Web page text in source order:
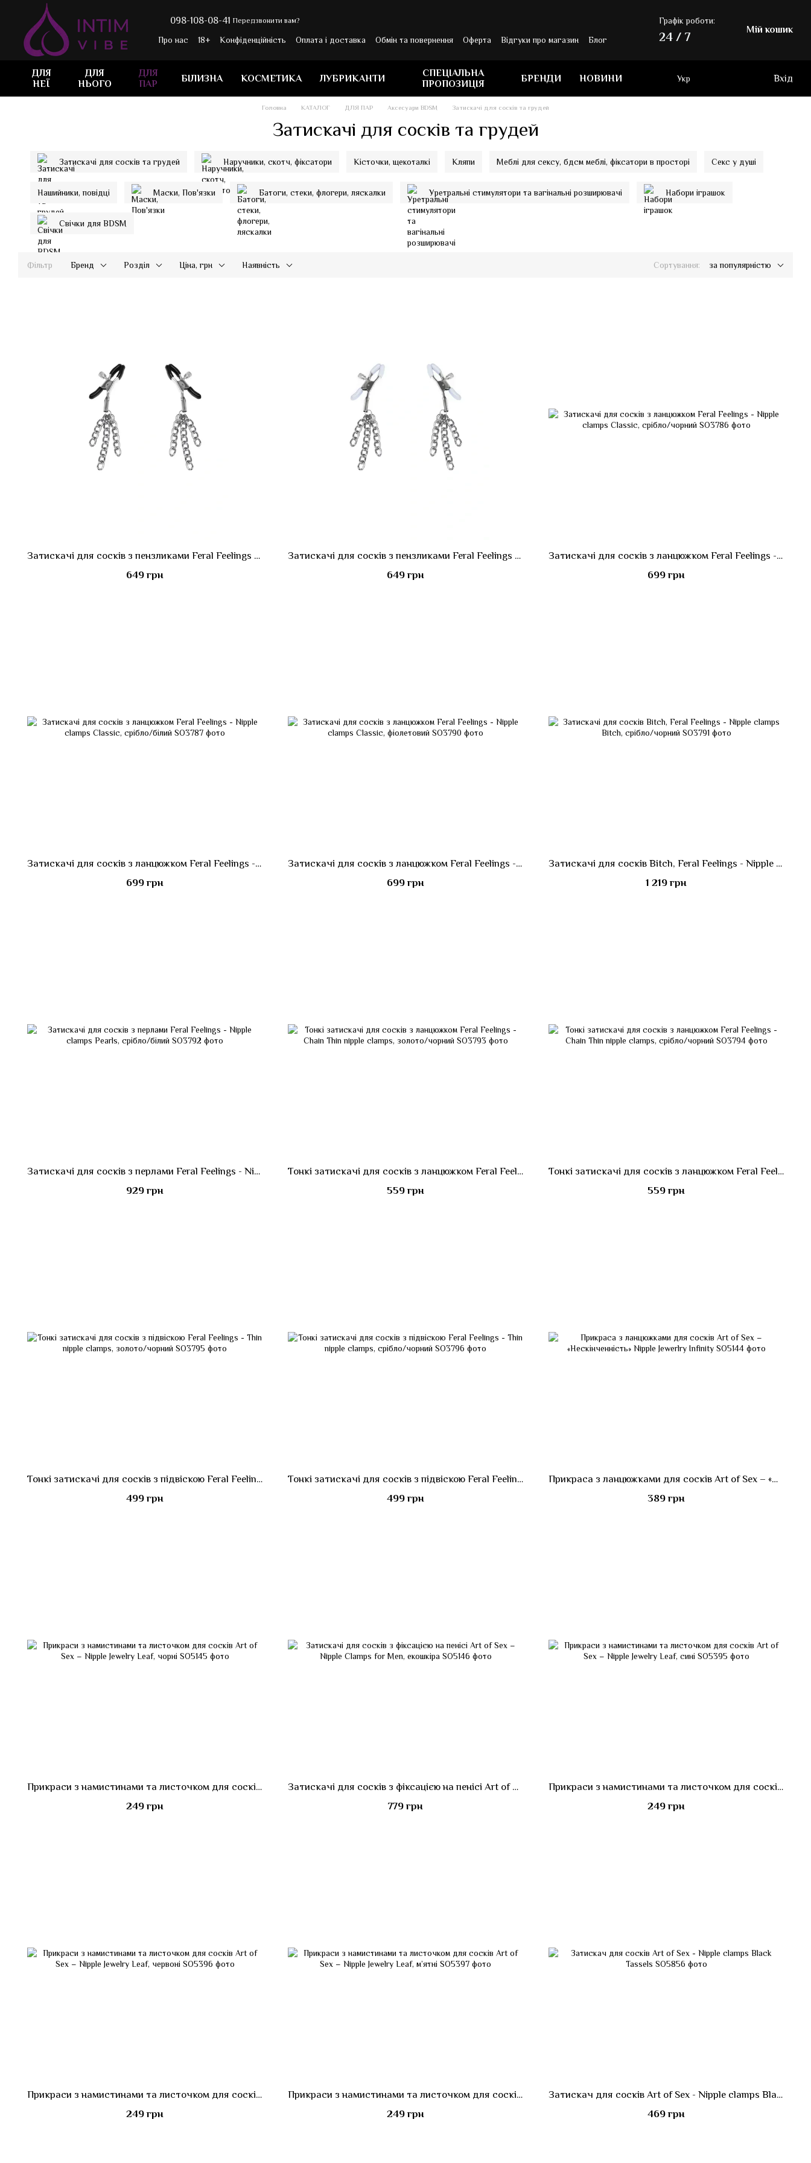
Перейти до основного контенту
098-108-08-41 Передзвонити вам?
Про нас 18+ Конфіденційність Оплата і доставка Обмін та повернення Оферта Відгуки про магазин
Блог
Графік роботи:
24 / 7
Мій кошик
ДЛЯ
НЕЇ
ДЛЯ
НЬОГО
ДЛЯ
ПАР
БІЛИЗНА КОСМЕТИКА ЛУБРИКАНТИ
СПЕЦІАЛЬНА
ПРОПОЗИЦІЯ
БРЕНДИ НОВИНИ Укр Вхід
Головна КАТАЛОГ ДЛЯ ПАР Аксесуари BDSM Затискачі для сосків та грудей
Затискачі для сосків та грудей
Затискачі для сосків та грудей Наручники, скотч, фіксатори Кісточки, щекоталкі Кляпи Меблі для сексу, бдсм меблі, фіксатори в просторі Секс у душі
Нашийники, повідці Маски, Пов'язки Батоги, стеки, флогери, ляскалки Уретральні стимулятори та вагінальні розширювачі Набори іграшок
Свічки для BDSM
Фільтр Бренд Розділ Ціна, грн Наявність Сортування: за популярністю
Затискачі для сосків з пензликами Feral Feelings - Nipple clamps Tassels, срібло/чорний
649 грн
Затискачі для сосків з пензликами Feral Feelings - Nipple clamps Tassels, срібло/білий
649 грн
Затискачі для сосків з ланцюжком Feral Feelings - Nipple clamps Classic, срібло/чорний
699 грн
Затискачі для сосків з ланцюжком Feral Feelings - Nipple clamps Classic, срібло/білий
699 грн
Затискачі для сосків з ланцюжком Feral Feelings - Nipple clamps Classic, фіолетовий
699 грн
Затискачі для сосків Bitch, Feral Feelings - Nipple clamps Bitch, срібло/чорний
1 219 грн
Затискачі для сосків з перлами Feral Feelings - Nipple clamps Pearls, срібло/білий
929 грн
Тонкі затискачі для сосків з ланцюжком Feral Feelings - Chain Thin nipple clamps, золото/чорний
559 грн
Тонкі затискачі для сосків з ланцюжком Feral Feelings - Chain Thin nipple clamps, срібло/чорний
559 грн
Тонкі затискачі для сосків з підвіскою Feral Feelings - Thin nipple clamps, золото/чорний
499 грн
Тонкі затискачі для сосків з підвіскою Feral Feelings - Thin nipple clamps, срібло/чорний
499 грн
Прикраса з ланцюжками для сосків Art of Sex – «Нескінченність» Nipple Jewerlry Infinity
389 грн
Прикраси з намистинами та листочком для сосків Art of Sex – Nipple Jewelry Leaf, чорні
249 грн
Затискачі для сосків з фіксацією на пенісі Art of Sex – Nipple Clamps for Men, екошкіра
779 грн
Прикраси з намистинами та листочком для сосків Art of Sex – Nipple Jewelry Leaf, сині
249 грн
Прикраси з намистинами та листочком для сосків Art of Sex – Nipple Jewelry Leaf, червоні
249 грн
Прикраси з намистинами та листочком для сосків Art of Sex – Nipple Jewelry Leaf, м’ятні
249 грн
Затискач для сосків Art of Sex - Nipple clamps Black Tassels
469 грн